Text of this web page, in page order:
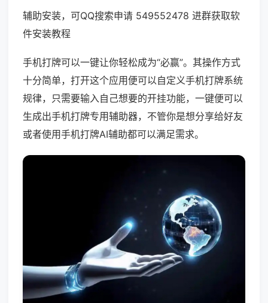
辅助安装，可QQ搜索申请 549552478 进群获取软
件安装教程
手机打牌可以一键让你轻松成为“必赢”。其操作方式
十分简单，打开这个应用便可以自定义手机打牌系统
规律，只需要输入自己想要的开挂功能，一键便可以
生成出手机打牌专用辅助器，不管你是想分享给好友
或者使用手机打牌AI辅助都可以满足需求。